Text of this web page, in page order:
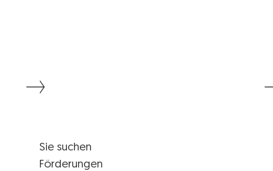
Sie suchen
Förderungen